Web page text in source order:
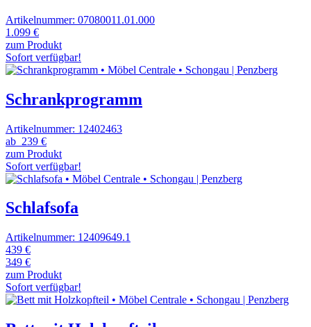
Artikelnummer: 07080011.01.000
1.099 €
zum Produkt
Sofort verfügbar!
Schrankprogramm
Artikelnummer: 12402463
ab 239 €
zum Produkt
Sofort verfügbar!
Schlafsofa
Artikelnummer: 12409649.1
439 €
349 €
zum Produkt
Sofort verfügbar!